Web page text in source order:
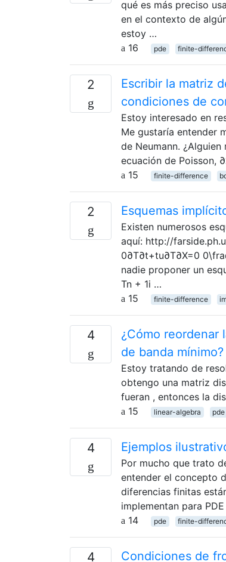
qué es más preciso
en el contexto de
estoy …
16
pde finite-
2
Escribir la matriz
condiciones de
Estoy interesado en
Me gustaría entender
de Neumann.
ecuación de Poisson,
15
finite-difference
2 Esquemas
Existen numerosos
aquí: http://
0∂T∂t+tu∂T∂X=0
nadie proponer un
Tn + 1i …
15
finite-difference
4
¿Cómo reordenar
de banda mínimo?
Estoy tratando de
obtengo una matriz
fueran , entonces la
15
linear-algebra pde
4 Ejemplos
Por mucho que trato
entender el concepto
diferencias finitas
implementan para
14
pde finite-
4
Condiciones de